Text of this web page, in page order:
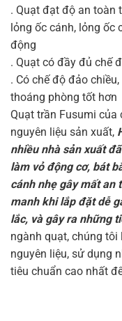
. Quạt đạt độ an toàn
lỏng ốc cánh, lỏng ốc
động
. Quạt có đầy đủ chế
. Có chế độ đảo
thoáng phòng tốt hơn
Quạt trần Fusumi
nguyên liệu sản xuất,
nhiều nhà sản xuất
làm vỏ động cơ, bát
cánh nhẹ gây mất an
manh khi lắp đặt dễ
lắc, và gây ra những
ngành quạt, chúng
nguyên liệu, sử dụng
tiêu chuẩn cao nhất